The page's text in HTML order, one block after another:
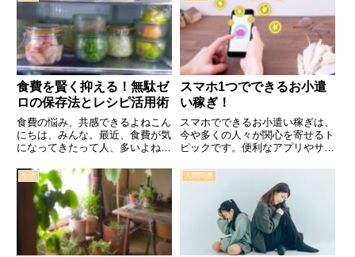
化することで逆に問題が起こっ…
床面積を必要とします。そこで今
日はアパートでも置けるスリムド
ラム洗濯機を紹介します。まず
食費を賢く抑える！無駄ゼ
ロの保存法とレシピ活用術
食費の悩み、共感できるよねこん
にちは、みんな。最近、食費が気
になってきたって人、多いよね。
財布が空に。聞けば簡単に節約で
きそうな情報がたくさんあるけれ
ど、実際にどうしたらいいのか分
からない、という方も多いかも…
スマホ1つでできるお小遣
い稼ぎ！
スマホでできるお小遣い稼ぎは、
今や多くの人々が関心を寄せるト
ピックです。便利なアプリやサー
憩中など、ちょっとした時間を有
効活用して収入を得ることが可能
です。ここでは、いくつかの方法
を紹介します。 フリマアプリ
生活 人間関係